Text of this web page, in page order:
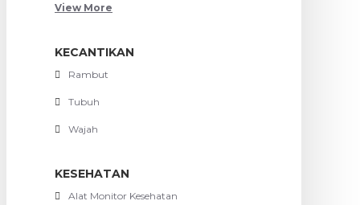
View More
KECANTIKAN
Rambut
Tubuh
Wajah
KESEHATAN
Alat Monitor Kesehatan